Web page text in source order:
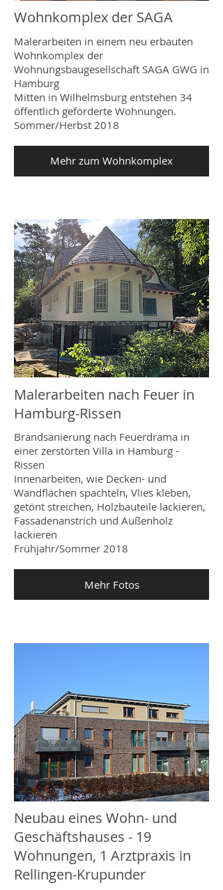
Wohnkomplex der SAGA
Malerarbeiten in einem neu erbauten
Wohnkomplex der
Wohnungsbaugesellschaft SAGA GWG in
Hamburg
Mitten in Wilhelmsburg entstehen 34
öffentlich geförderte Wohnungen.
Sommer/Herbst 2018
Mehr zum Wohnkomplex
Malerarbeiten nach Feuer in
Hamburg-Rissen
Brandsanierung nach Feuerdrama in
einer zerstörten Villa in Hamburg -
Rissen
Innenarbeiten, wie Decken- und
Wandflächen spachteln, Vlies kleben,
getönt streichen, Holzbauteile lackieren,
Fassadenanstrich und Außenholz
lackieren
Frühjahr/Sommer 2018
Mehr Fotos
Neubau eines Wohn- und
Geschäftshauses - 19
Wohnungen, 1 Arztpraxis in
Rellingen-Krupunder